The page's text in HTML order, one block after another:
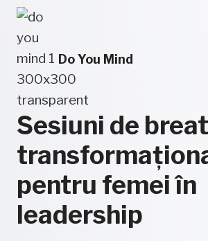
Skip
content
Do You Mind
Sesiuni de
pentru femei în
leadership